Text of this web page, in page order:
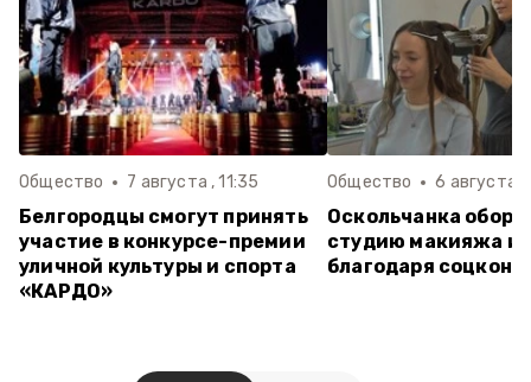
Общество 7 августа , 11:35
Белгородцы смогут принять
участие в конкурсе-премии
уличной культуры и спорта
«КАРДО»
Общество 6 августа ,
Оскольчанка
студию макияжа и
благодаря